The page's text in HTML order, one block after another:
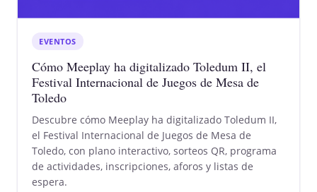
EVENTOS
Cómo Meeplay ha digitalizado Toledum II, el
Festival Internacional de Juegos de Mesa de
Toledo
Descubre cómo Meeplay ha digitalizado Toledum II,
el Festival Internacional de Juegos de Mesa de
Toledo, con plano interactivo, sorteos QR, programa
de actividades, inscripciones, aforos y listas de
espera.